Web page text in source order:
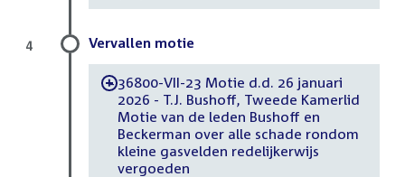
Vervallen motie
-36800-VII-23 Motie d.d. 26 januari
2026 - T.J. Bushoff, Tweede Kamerlid
Motie van de leden Bushoff en
Beckerman over alle schade rondom
kleine gasvelden redelijkerwijs
vergoeden
4